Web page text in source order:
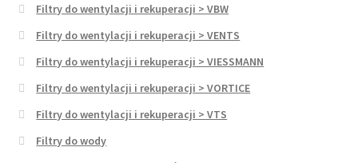
Filtry do wentylacji i rekuperacji > VBW
Filtry do wentylacji i rekuperacji > VENTS
Filtry do wentylacji i rekuperacji > VIESSMANN
Filtry do wentylacji i rekuperacji > VORTICE
Filtry do wentylacji i rekuperacji > VTS
Filtry do wody